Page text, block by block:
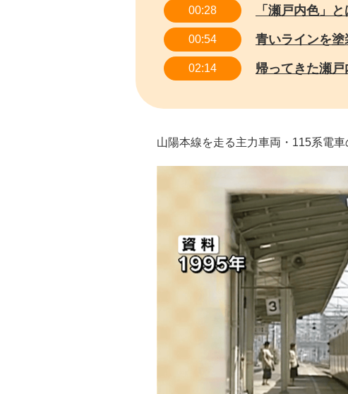
00:28 「瀬戸内色」と
00:54 青いラインを塗
02:14 帰ってきた瀬
山陽本線を走る主力車両・115系電